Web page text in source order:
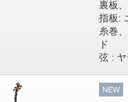
裏板
指板:
糸巻
ド
弦 :
NEW